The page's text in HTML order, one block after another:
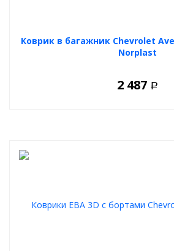
Коврик в багажник Chevrolet
Norplast
2 487 Р